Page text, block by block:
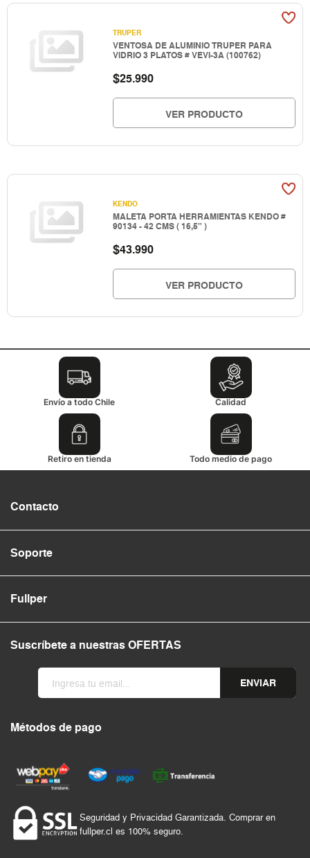
TRUPER
VENTOSA DE ALUMINIO TRUPER PARA
VIDRIO 3 PLATOS # VEVI-3A (100762)
$25.990
VER PRODUCTO
KENDO
MALETA PORTA HERRAMIENTAS KENDO #
90134 - 42 CMS ( 16,5" )
$43.990
VER PRODUCTO
Envío a todo Chile Calidad
Retiro en tienda Todo medio de pago
Contacto
Soporte
Fullper
Suscríbete a nuestras OFERTAS
ENVIAR
Métodos de pago
Seguridad y Privacidad Garantizada. Comprar en
fullper.cl es 100% seguro.